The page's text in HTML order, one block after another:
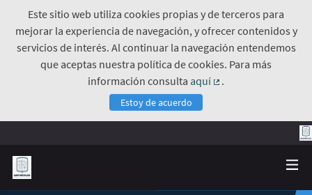
Este sitio web utiliza cookies propias y de terceros para
mejorar la experiencia de navegación, y ofrecer contenidos y
servicios de interés. Al continuar la navegación entendemos
que aceptas nuestra política de cookies. Para más
información consulta aquí
.
Estoy de acuerdo